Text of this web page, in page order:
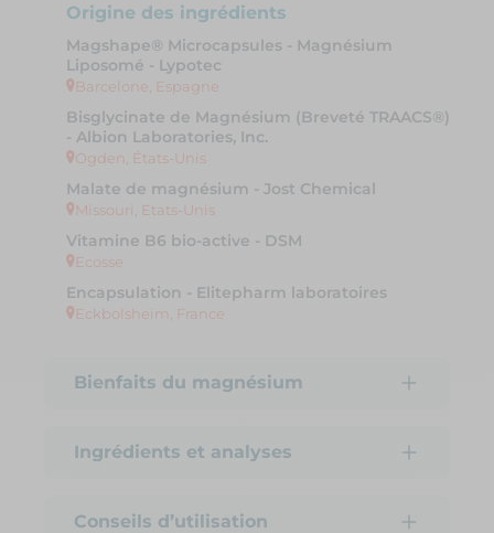
Origine des ingrédients
Magshape® Microcapsules - Magnésium
Liposomé - Lypotec
Barcelone, Espagne
Bisglycinate de Magnésium (Breveté TRAACS®)
- Albion Laboratories, Inc.
Ogden, États-Unis
Malate de magnésium - Jost Chemical
Missouri, Etats-Unis
Vitamine B6 bio-active - DSM
Ecosse
Encapsulation - Elitepharm laboratoires
Eckbolsheim, France
Bienfaits du magnésium
Ingrédients et analyses
Conseils d’utilisation